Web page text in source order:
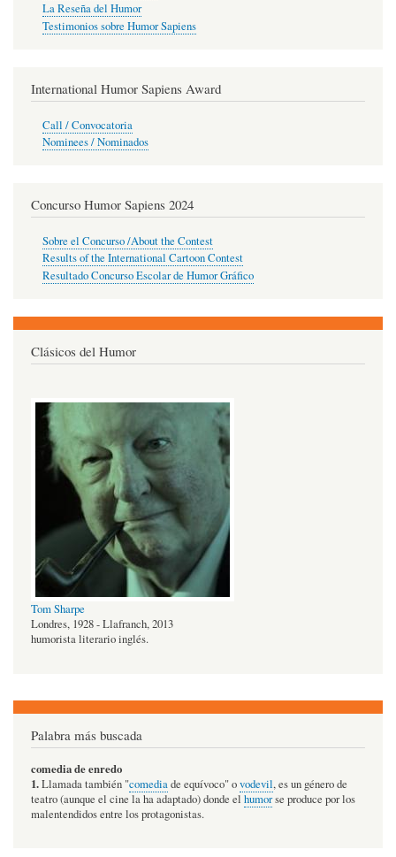
La Reseña del Humor
Testimonios sobre Humor Sapiens
International Humor Sapiens Award
Call / Convocatoria
Nominees / Nominados
Concurso Humor Sapiens 2024
Sobre el Concurso /About the Contest
Results of the International Cartoon Contest
Resultado Concurso Escolar de Humor Gráfico
Clásicos del Humor
Tom Sharpe
Londres, 1928 - Llafranch, 2013
humorista literario inglés.
Palabra más buscada
comedia de enredo
1.Llamada también "comediade equívoco" ovodevil, es un género de
teatro (aunque el cine la ha adaptado) donde el humorse produce por los
malentendidos entre los protagonistas.